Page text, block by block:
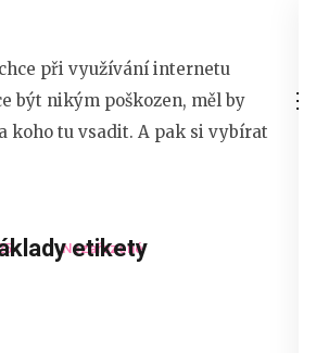
při využívání internetu
být nikým poškozen, měl by
koho tu vsadit. A pak si vybírat
Nezařazené
etikety